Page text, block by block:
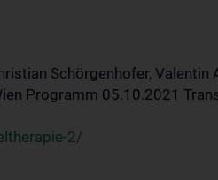
Schörgenhofer, Valentin
Programm 05.10.2021
2/